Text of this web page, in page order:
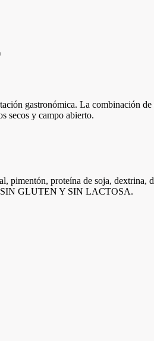
gastronómica. La combinación de
secos y campo abierto.
pimentón, proteína de soja,
SIN GLUTEN Y SIN LACTOSA.